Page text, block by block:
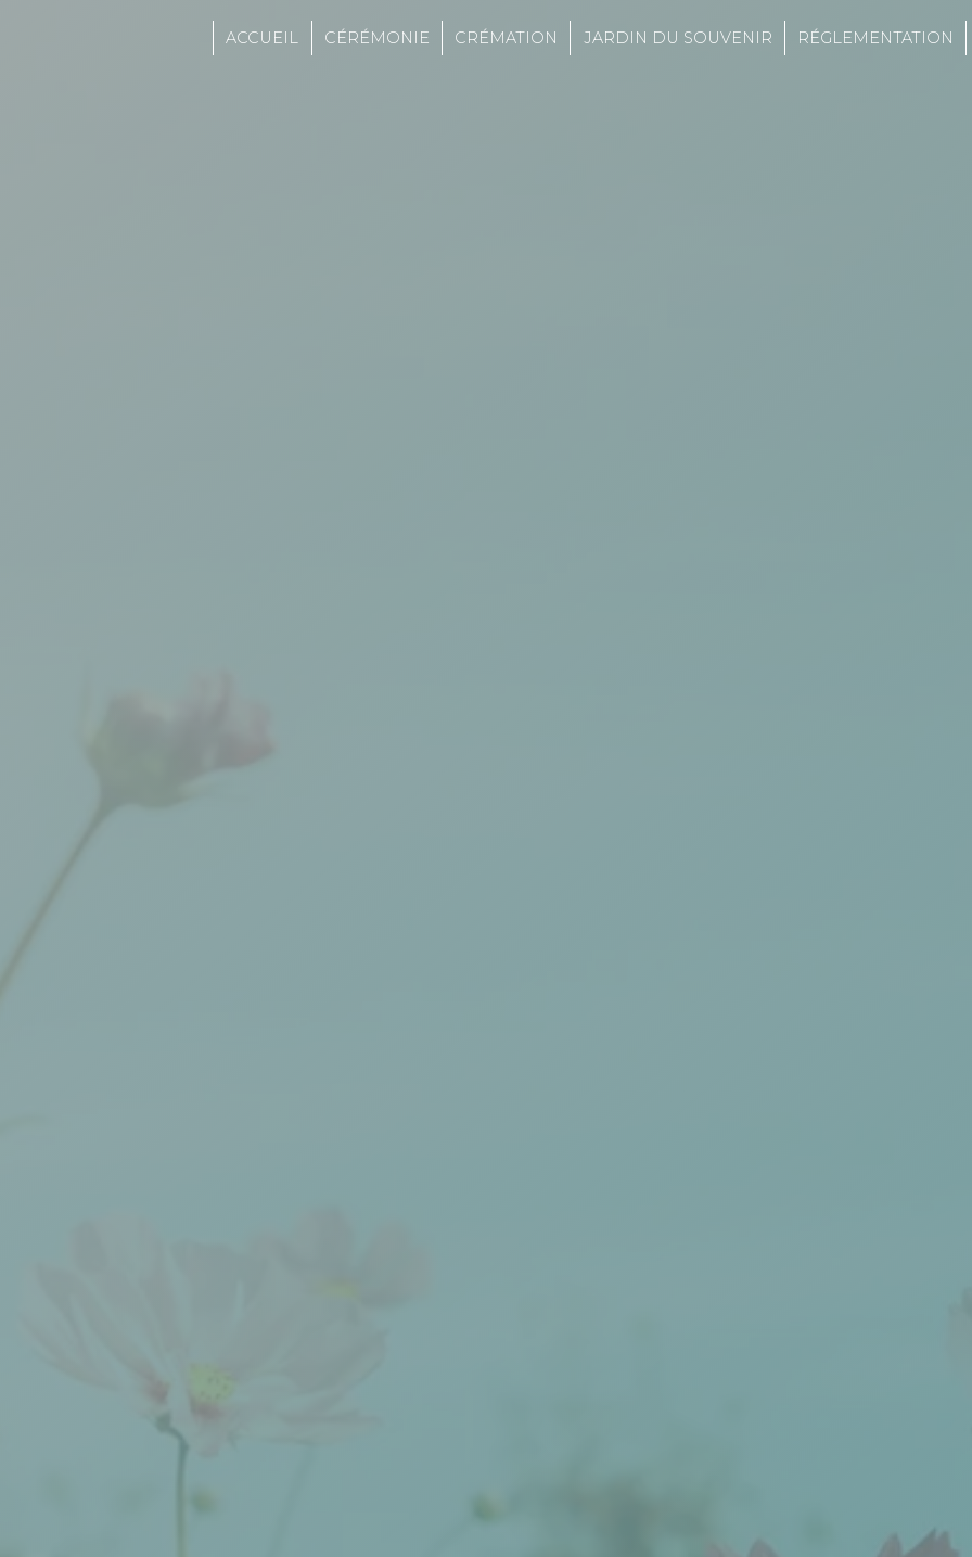
ACCUEIL CÉRÉMONIE CRÉMATION JARDIN DU SOUVENIR RÉGLEMENTATION